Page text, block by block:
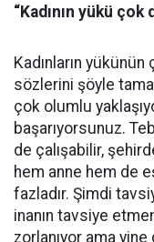
“Kadının yükü çok
Kadınların
sözlerini şöyle
çok olumlu
başarıyorsunuz.
de çalışabilir,
hem anne hem de
fazladır. Şimdi
inanın tavsiye
zorlanıyor ama yine